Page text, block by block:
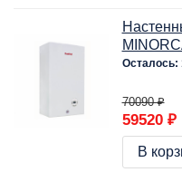
Осталось:
70090 ₽
59520 ₽
В